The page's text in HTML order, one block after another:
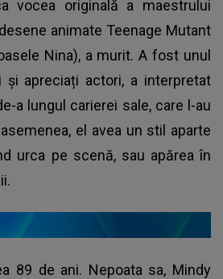
vocea originală a maestrului
animate Teenage Mutant
Nina), a murit. A fost unul
apreciați actori, a interpretat
a lungul carierei sale, care l-au
el avea un stil aparte
urca pe scenă, sau apărea în
89 de ani. Nepoata sa, Mindy